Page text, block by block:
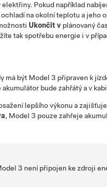
Pokud například
na okolní teplotu a jeho
Ukončit v plánovaný
tak spotřebu energie i v
má být Model 3 připraven k
bude zahřátý a v
lepšího výkonu a
, Model 3 pouze zahřeje
3 není připojen ke zdroji